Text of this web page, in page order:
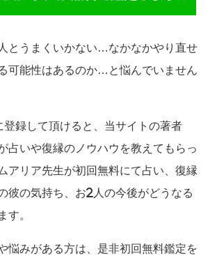
とうまくいかない…なかなかやり直せ
可能性はあるのか…と悩んでいません
録して頂けると、当サイトの著者
占いや復縁のノウハウを教えてもらっ
アリア先生が初回無料にて占い、復縁
彼の気持ち、お2人の今後がどうなる
す。
悩みがある方は、是非初回無料鑑定を